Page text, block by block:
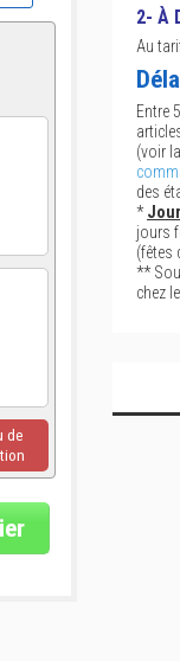
de
2- À
Au
Entre
(voir
des
*
jours
(fêtes
**
chez